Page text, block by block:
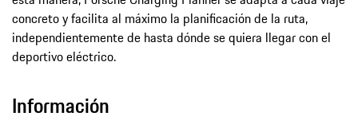
concreto y facilita al máximo la planificación de la ruta,
independientemente de hasta dónde se quiera llegar con el
deportivo eléctrico.
Información